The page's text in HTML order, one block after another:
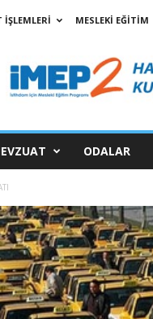
İŞLEMLERİ MESLEKİ EĞİTİM
ODALAR